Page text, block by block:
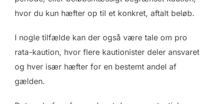
hvor du kun hæfter op til et konkret, aftalt beløb.
I nogle tilfælde kan der også være tale om pro
rata-kaution, hvor flere kautionister deler ansvaret
og hver især hæfter for en bestemt andel af
gælden.